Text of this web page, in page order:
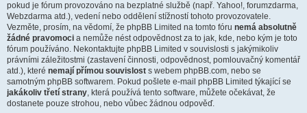
pokud je fórum provozováno na bezplatné službě (např. Yahoo!, forumzdarma,
Webzdarma atd.), vedení nebo oddělení stížností tohoto provozovatele.
Vezměte, prosím, na vědomí, že phpBB Limited na tomto fóru nemá absolutně
žádné pravomoci a nemůže nést odpovědnost za to jak, kde, nebo kým je toto
fórum používáno. Nekontaktujte phpBB Limited v souvislosti s jakýmikoliv
právními záležitostmi (zastavení činnosti, odpovědnost, pomlouvačný komentář
atd.), které nemají přímou souvislost s webem phpBB.com, nebo se
samotným phpBB softwarem. Pokud pošlete e-mail phpBB Limited týkající se
jakákoliv třetí strany, která používá tento software, můžete očekávat, že
dostanete pouze strohou, nebo vůbec žádnou odpověď.